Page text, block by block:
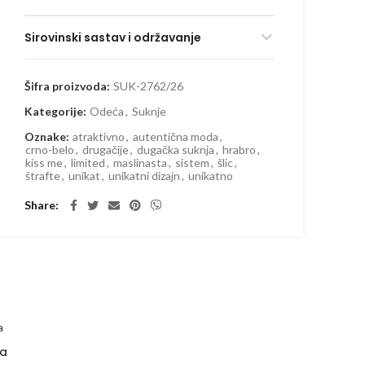
Sirovinski sastav i održavanje
Šifra proizvoda: SUK-2762/26
Kategorije: Odeća, Suknje
Oznake: atraktivno, autentična moda,
crno-belo, drugačije, dugačka suknja, hrabro,
kiss me, limited, maslinasta, sistem, šlic,
štrafte, unikat, unikatni dizajn, unikatno
Share